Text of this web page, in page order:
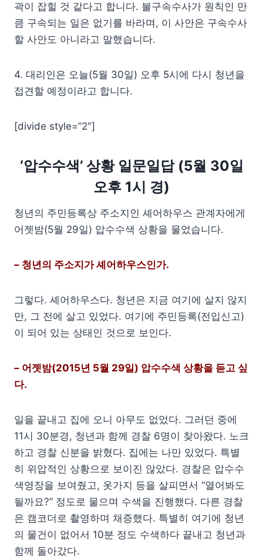
곽이 잡힐 것 같다고 합니다. 불구속수사가 원칙인 만
큼 구속되는 일은 없기를 바라며, 이 사안은 구속수사
할 사안도 아니라고 말했습니다.
4. 대리인은 오늘(5월 30일) 오후 5시에 다시 청년을
접견할 예정이라고 합니다.
[divide style=”2″]
‘압수수색’ 상황 일문일답 (5월 30일
오후 1시 경)
청년의 주민등록상 주소지인 셰어하우스 관계자에게
어젯밤(5월 29일) 압수수색 상황을 물었습니다.
– 청년의 주소지가 셰어하우스인가.
그렇다. 셰어하우스다. 청년은 지금 여기에 살지 않지
만, 그 전에 살고 있었다. 여기에 주민등록(전입신고)
이 되어 있는 상태인 것으로 보인다.
– 어젯밤(2015년 5월 29일) 압수수색 상황을 듣고 싶
다.
일을 끝내고 집에 오니 아무도 없었다. 그러던 중에
11시 30분경, 청년과 함께 경찰 6명이 찾아왔다. 노크
하고 경찰 신분을 밝혔다. 집에는 나만 있었다. 특별
히 위압적인 상황으로 보이진 않았다. 경찰은 압수수
색영장을 보여줬고, 옷가지 등을 살피면서 “열어봐도
될까요?” 정도로 물으며 수색을 진행했다. 다른 경찰
은 캠코더로 촬영하며 채증했다. 특별히 여기에 청년
의 물건이 없어서 10분 정도 수색하다 끝내고 청년과
함께 돌아갔다.